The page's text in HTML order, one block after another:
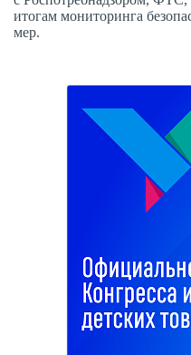
итогам мониторинга
мер.